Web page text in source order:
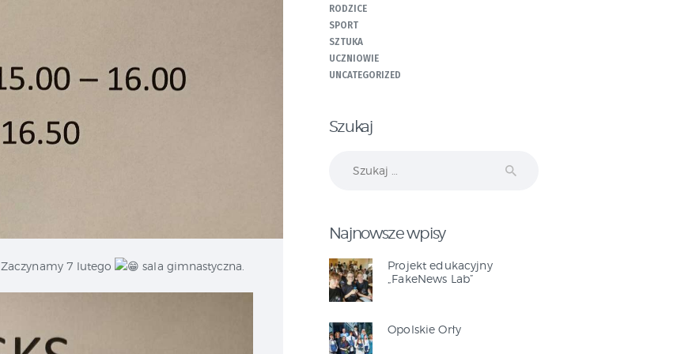
Zaczynamy 7 lutego sala gimnastyczna.
RODZICE
SPORT
SZTUKA
UCZNIOWIE
UNCATEGORIZED
Szukaj
Najnowsze wpisy
Projekt edukacyjny
„FakeNews Lab”
Opolskie Orły